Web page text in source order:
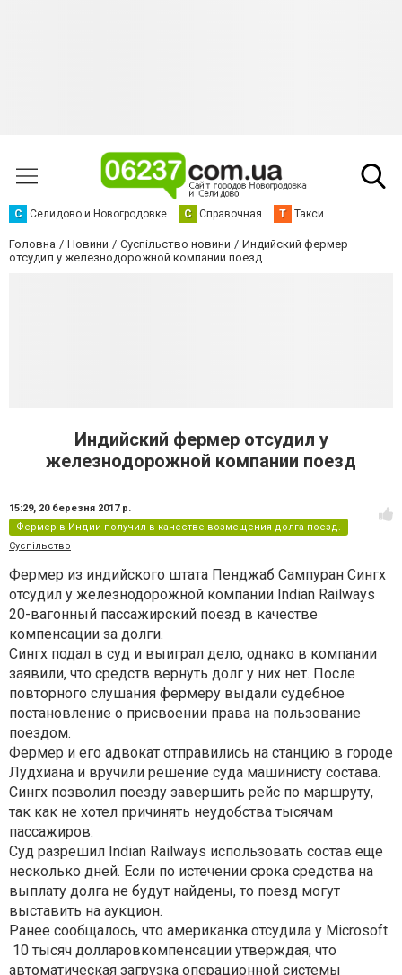
С Селидово и Новогродовке С Справочная Т Такси
Головна Новини Суспільство новини
Индийский фермер
отсудил у железнодорожной компании поезд
Индийский фермер отсудил у
железнодорожной компании поезд
15:29, 20 березня 2017 р.
Фермер в Индии получил в качестве возмещения долга поезд.
Суспільство
Фермер из индийского штата Пенджаб Сампуран Сингх
отсудил у железнодорожной компании Indian Railways
20-вагонный пассажирский поезд в качестве
компенсации за долги.
Сингх подал в суд и выиграл дело, однако в компании
заявили, что средств вернуть долг у них нет. После
повторного слушания фермеру выдали судебное
постановление о присвоении права на пользование
поездом.
Фермер и его адвокат отправились на станцию в городе
Лудхиана и вручили решение суда машинисту состава.
Сингх позволил поезду завершить рейс по маршруту,
так как не хотел причинять неудобства тысячам
пассажиров.
Суд разрешил Indian Railways использовать состав еще
несколько дней. Если по истечении срока средства на
выплату долга не будут найдены, то поезд могут
выставить на аукцион.
Ранее сообщалось, что американка отсудила у Microsoft
10 тысяч долларовкомпенсации утверждая, что
автоматическая загрузка операционной системы